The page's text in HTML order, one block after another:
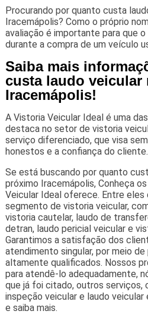
Procurando por quanto custa
Iracemápolis? Como o próprio
avaliação é importante para que
durante a compra de um veículo
Saiba mais
custa laudo veicular
Iracemápolis!
A Vistoria Veicular Ideal é uma
destaca no setor de vistoria
serviço diferenciado, que visa
honestos e a confiança do cliente.
Se está buscando por quanto
próximo Iracemápolis, Conheça
Veicular Ideal oferece. Entre
segmento de vistoria veicular,
vistoria cautelar, laudo de
detran, laudo pericial veicular e
Garantimos a satisfação dos
atendimento singular, por meio
altamente qualificados. Nossos
para atendê-lo adequadamente,
que já foi citado, outros serviços,
inspeção veicular e laudo
e saiba mais.